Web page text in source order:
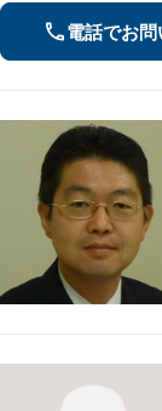
電話でお